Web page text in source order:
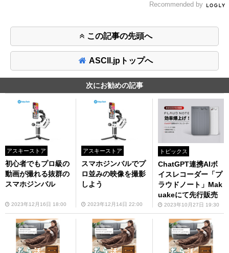
Recommended by
この記事の先頭へ
ASCII.jpトップへ
次にお勧めの記事
アスキーストア
初心者でもプロ級の
動画が撮れる抜群の
スマホジンバル
2023年12月16日 18:00
アスキーストア
スマホジンバルでプ
ロ並みの映像を撮影
しよう
2023年12月14日 22:00
トピックス
ChatGPT連携AIボ
イスレコーダー「プ
ラウドノート」Mak
uakeにて先行販売
2023年10月27日 19:30